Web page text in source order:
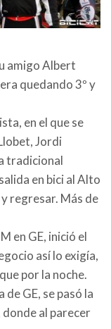
amigo Albert
quedando 3º y
en el que se
Jordi
tradicional
en bici al Alto
regresar. Más de
en GE, inició el
así lo exigía,
por la noche.
GE, se pasó la
al parecer